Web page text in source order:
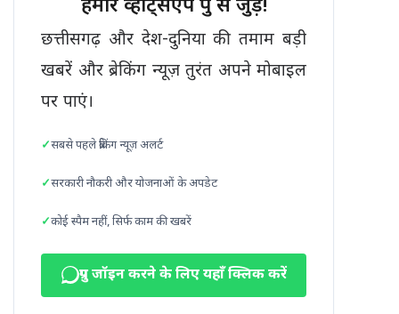
छत्तीसगढ़ और देश-दुनिया की तमाम बड़ी
खबरें और ब्रेकिंग न्यूज़ तुरंत अपने मोबाइल
पर पाएं।
सबसे पहले ब्रेकिंग न्यूज़ अलर्ट
सरकारी नौकरी और योजनाओं के अपडेट
कोई स्पैम नहीं, सिर्फ काम की खबरें
ग्रुप जॉइन करने के लिए यहाँ क्लिक करें